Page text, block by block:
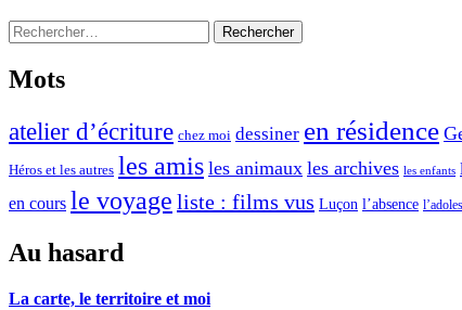
Rechercher :
Mots
atelier d’écriture chez moi dessiner en résidence
Héros et les autres les amis les animaux les archives les enfants
en cours le voyage liste : films vus Luçon l’absence
Au hasard
La carte, le territoire et moi